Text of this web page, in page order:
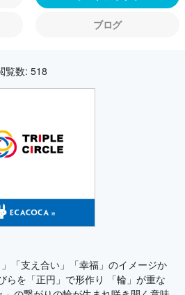
ブログ
覧数: 518
「支え合い」「幸福」のイメージか
らを「正円」で形作り 「輪」が重な